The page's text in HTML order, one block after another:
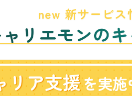
new 新サービス
リエモンの
リア支援を実施